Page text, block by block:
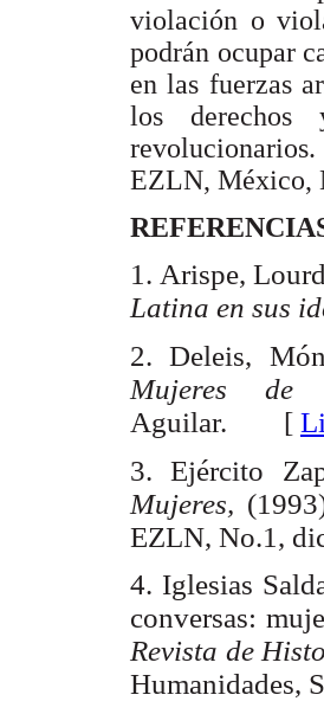
violación o
podrán ocupar
en las fuerzas
los derechos
EZLN, México,
1. Arispe,
Latina en sus
2.Deleis,
Mujeres de
Aguilar. [
3. Ejército
Mujeres,
EZLN, No.1,
4. Iglesias
conversas:
Revista de